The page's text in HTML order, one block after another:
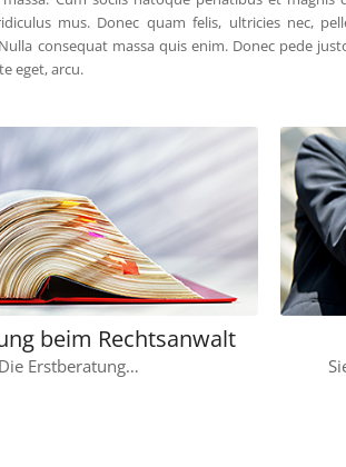
mus. Donec quam felis, ultricies nec,
consequat massa quis enim. Donec pede
eget, arcu.
beim Rechtsanwalt
Die Erstberatung…